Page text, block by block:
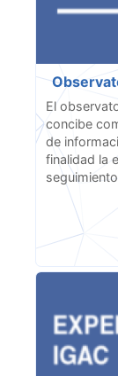
El
concibe
de
finalidad la